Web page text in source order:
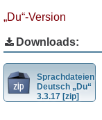
„Du“-Version
Downloads:
Sprachdateien
Deutsch „Du“
3.3.17 [zip]